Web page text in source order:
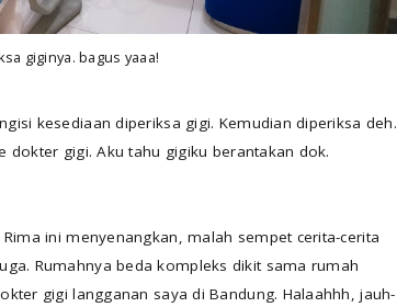
giginya. bagus yaaa!
kesediaan diperiksa gigi. Kemudian diperiksa deh.
dokter gigi. Aku tahu gigiku berantakan dok.
ini menyenangkan, malah sempet cerita-cerita
Rumahnya beda kompleks dikit sama rumah
gigi langganan saya di Bandung. Halaahhh, jauh-